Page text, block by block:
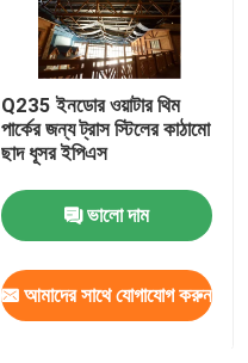
Q235 ইনডোর ওয়াটার থিম
পার্কের জন্য ট্রাস স্টিলের কাঠামো
ছাদ ধূসর ইপিএস
ভালো দাম
আমাদের সাথে যোগাযোগ করুন